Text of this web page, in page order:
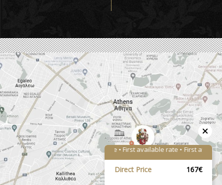
First available rate • First available rate • First available
Direct Price 167€